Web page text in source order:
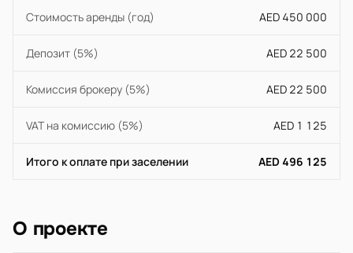
Стоимость аренды (год) AED 450 000
Депозит (5%) AED 22 500
Комиссия брокеру (5%) AED 22 500
VAT на комиссию (5%) AED 1 125
Итого к оплате при заселении AED 496 125
О проекте